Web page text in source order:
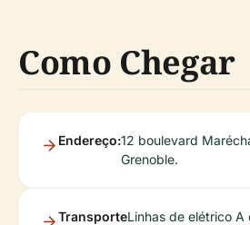
Como Chegar
Endereço:12 boulevard
Grenoble.
TransporteLinhas de elétrico A